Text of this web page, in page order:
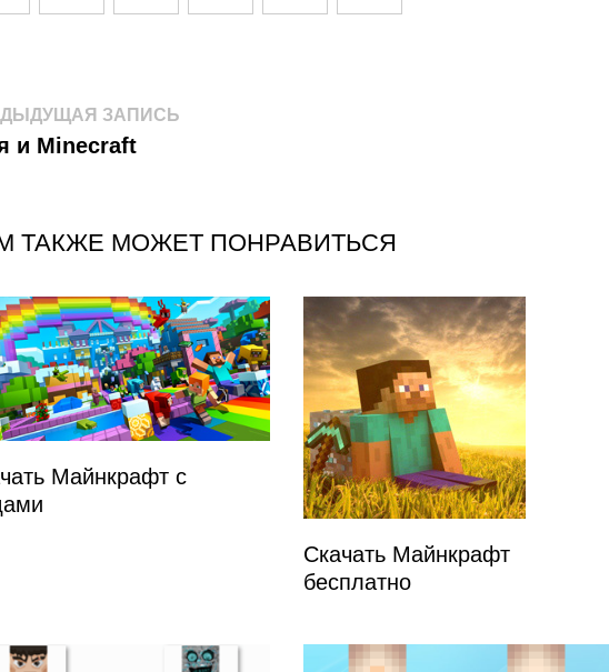
ЗАПИСЬ
и Minecraft
ТАКЖЕ МОЖЕТ ПОНРАВИТЬСЯ
Майнкрафт с
Скачать Майнкрафт
бесплатно